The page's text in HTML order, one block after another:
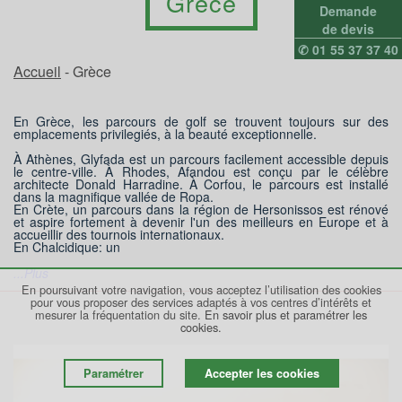
Accueil - Grèce
En Grèce, les parcours de golf se trouvent toujours sur des
emplacements privilegiés, à la beauté exceptionnelle.
À Athènes, Glyfada est un parcours facilement accessible depuis
le centre-ville. À Rhodes, Afandou est conçu par le célèbre
architecte Donald Harradine. À Corfou, le parcours est installé
dans la magnifique vallée de Ropa.
En Crète, un parcours dans la région de Hersonissos est rénové
et aspire fortement à devenir l'un des meilleurs en Europe et à
accueillir des tournois internationaux.
En Chalcidique: un
...Plus
Demande
de devis
✆ 01 55 37 37 40
En poursuivant votre navigation, vous acceptez l’utilisation des cookies
pour vous proposer des services adaptés à vos centres d’intérêts et
mesurer la fréquentation du site. En savoir plus et paramétrer les
cookies.
Paramétrer Accepter les cookies